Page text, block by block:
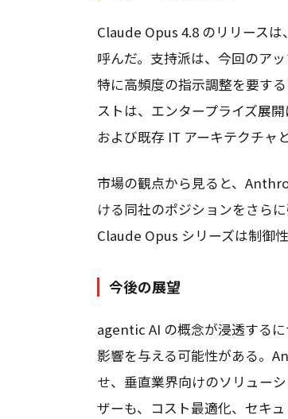
Claude Opus 4.8 のリリース
呼んだ。支持派は、今回のア
特に高頻度の指示調整を要す
ストは、エンタープライズ展
および既存 IT アーキテクチャ
市場の観点から見ると、
ける同社のポジションをさら
Claude Opus シリーズは制御
今後の展望
agentic AI の概念が浸透する
影響を与える可能性がある。
せ、垂直業界向けのソリュー
ザーも、コスト最適化、セキ